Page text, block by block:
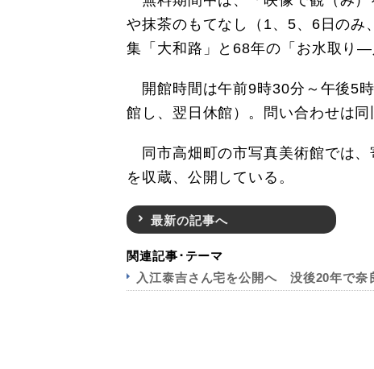
や抹茶のもてなし（1、5、6日の
集「大和路」と68年の「お水取り―
開館時間は午前9時30分～午後5
館し、翌日休館）。問い合わせは
同市高畑町の市写真美術館では
を収蔵、公開している。
最新の記事へ
関連記事･テーマ
入江泰吉さん宅を公開へ 没後20年で奈